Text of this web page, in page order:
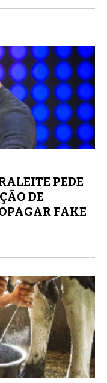
PEDE
DE
FAKE